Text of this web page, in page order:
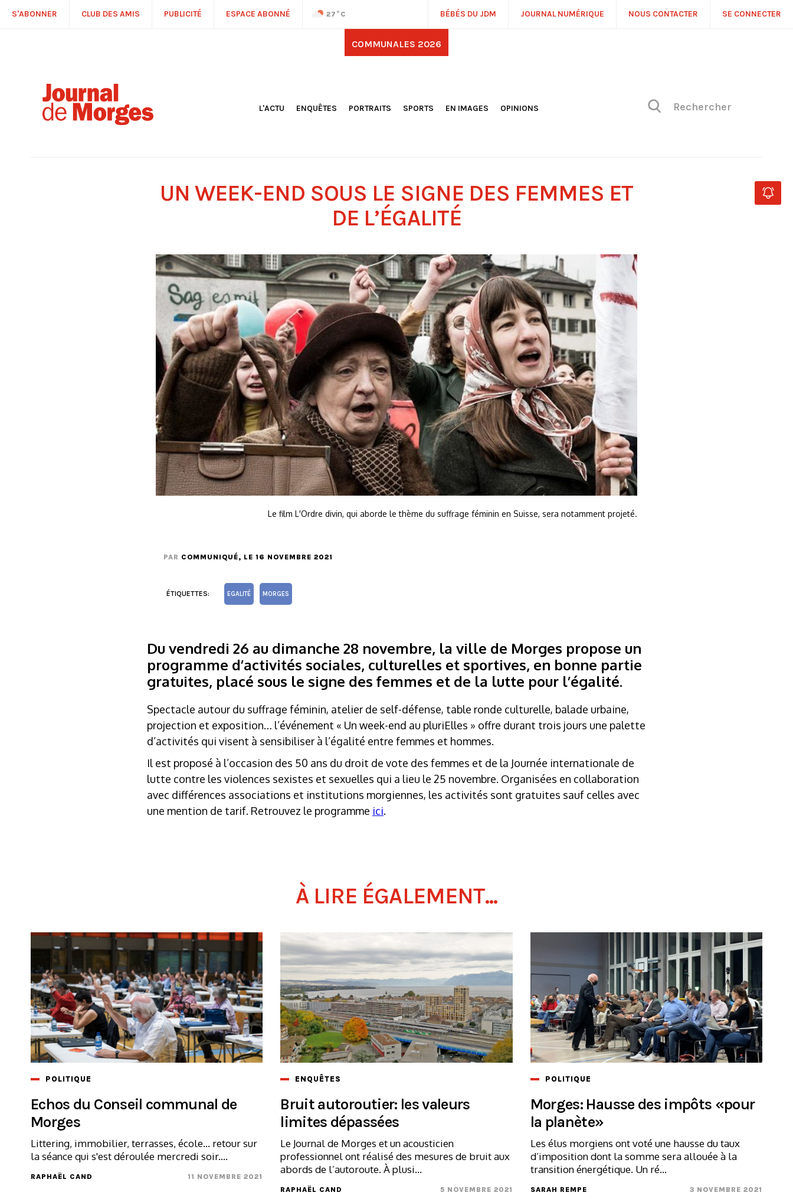
S'ABONNER CLUB DES AMIS PUBLICITÉ ESPACE ABONNÉ 27 °C BÉBÉS DU JDM JOURNAL NUMÉRIQUE NOUS CONTACTER SE CONNECTER
COMMUNALES 2026
L'ACTU
CULTURE
PLANÈTE
ENQUÊTES PORTRAITS
SPORTS
EN IMAGES
OPINIONS
UN WEEK-END SOUS LE SIGNE DES FEMMES ET
DE L’ÉGALITÉ
Le film L'Ordre divin, qui aborde le thème du suffrage féminin en Suisse, sera notamment projeté.
PAR COMMUNIQUÉ, LE 16 NOVEMBRE 2021
ÉTIQUETTES: EGALITÉ MORGES
Du vendredi 26 au dimanche 28 novembre, la ville de Morges propose un
programme d’activités sociales, culturelles et sportives, en bonne partie
gratuites, placé sous le signe des femmes et de la lutte pour l’égalité.
Spectacle autour du suffrage féminin, atelier de self-défense, table ronde culturelle, balade urbaine,
projection et exposition… l’événement « Un week-end au pluriElles » offre durant trois jours une palette
d’activités qui visent à sensibiliser à l’égalité entre femmes et hommes.
Il est proposé à l’occasion des 50 ans du droit de vote des femmes et de la Journée internationale de
lutte contre les violences sexistes et sexuelles qui a lieu le 25 novembre. Organisées en collaboration
avec différences associations et institutions morgiennes, les activités sont gratuites sauf celles avec
une mention de tarif. Retrouvez le programme ici.
À LIRE ÉGALEMENT...
POLITIQUE
Echos du Conseil communal de
Morges
Littering, immobilier, terrasses, école... retour sur
la séance qui s'est déroulée mercredi soir....
RAPHAËL CAND 11 NOVEMBRE 2021
ENQUÊTES
Bruit autoroutier: les valeurs
limites dépassées
Le Journal de Morges et un acousticien
professionnel ont réalisé des mesures de bruit aux
abords de l’autoroute. À plusi...
RAPHAËL CAND 5 NOVEMBRE 2021
POLITIQUE
Morges: Hausse des impôts «pour
la planète»
Les élus morgiens ont voté une hausse du taux
d’imposition dont la somme sera allouée à la
transition énergétique. Un ré...
SARAH REMPE 3 NOVEMBRE 2021